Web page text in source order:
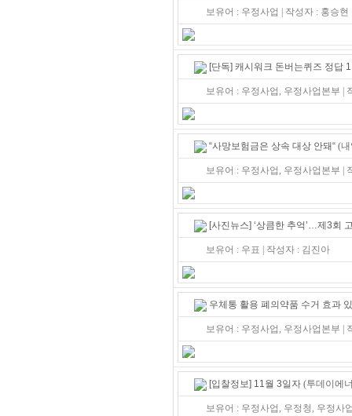
보유어 : 우정사업 | 작성자 : 홍승
[단독] 캐시워크 돈버는퀴즈 정답
보유어 : 우정사업, 우정사업본부
“사망보험금은 상속 대상 안돼“ (내
보유어 : 우정사업, 우정사업본부
[사진뉴스] ‘상큼한 추억’…제3회
보유어 : 우표 | 작성자 : 김진아
우체통 활용 폐의약품 수거 효과
보유어 : 우정사업, 우정사업본부
[입찰정보] 11월 3일자 (투데이에
보유어 : 우정사업, 우정청, 우정사